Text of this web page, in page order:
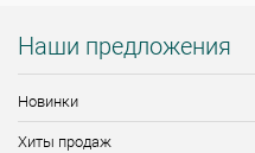
Наши предложения
Новинки
Хиты продаж